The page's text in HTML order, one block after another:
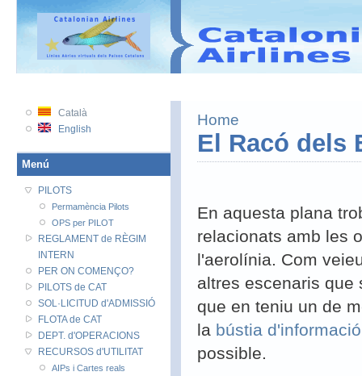
Home
El Racó dels
En aquesta plana
relacionats amb les
l'aerolínia. Com
altres escenaris que
que en teniu un de
la bústia d'informació
possible.
Català
English
Menú
PILOTS
Permamència Pilots
OPS per PILOT
REGLAMENT de RÈGIM
INTERN
PER ON COMENÇO?
PILOTS de CAT
SOL·LICITUD d'ADMISSIÓ
FLOTA de CAT
DEPT. d'OPERACIONS
RECURSOS d'UTILITAT
AIPs i Cartes reals